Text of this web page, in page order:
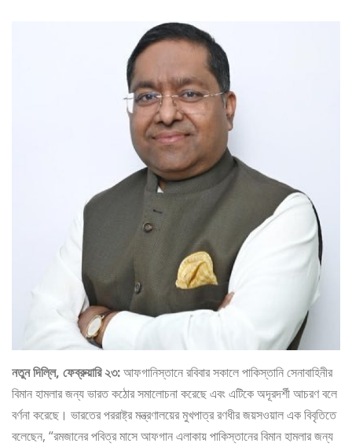
নতুন দিল্লি, ফেব্রুয়ারি ২৩:আফগানিস্তানে রবিবার সকালে পাকিস্তানি সেনাবাহিনীর
বিমান হামলার জন্য ভারত কঠোর সমালোচনা করেছে এবং এটিকে অদূরদর্শী আচরণ বলে
বর্ণনা করেছে। ভারতের পররাষ্ট্র মন্ত্রণালয়ের মুখপাত্র রণধীর জয়সওয়াল এক বিবৃতিতে
বলেছেন, “রমজানের পবিত্র মাসে আফগান এলাকায় পাকিস্তানের বিমান হামলার জন্য